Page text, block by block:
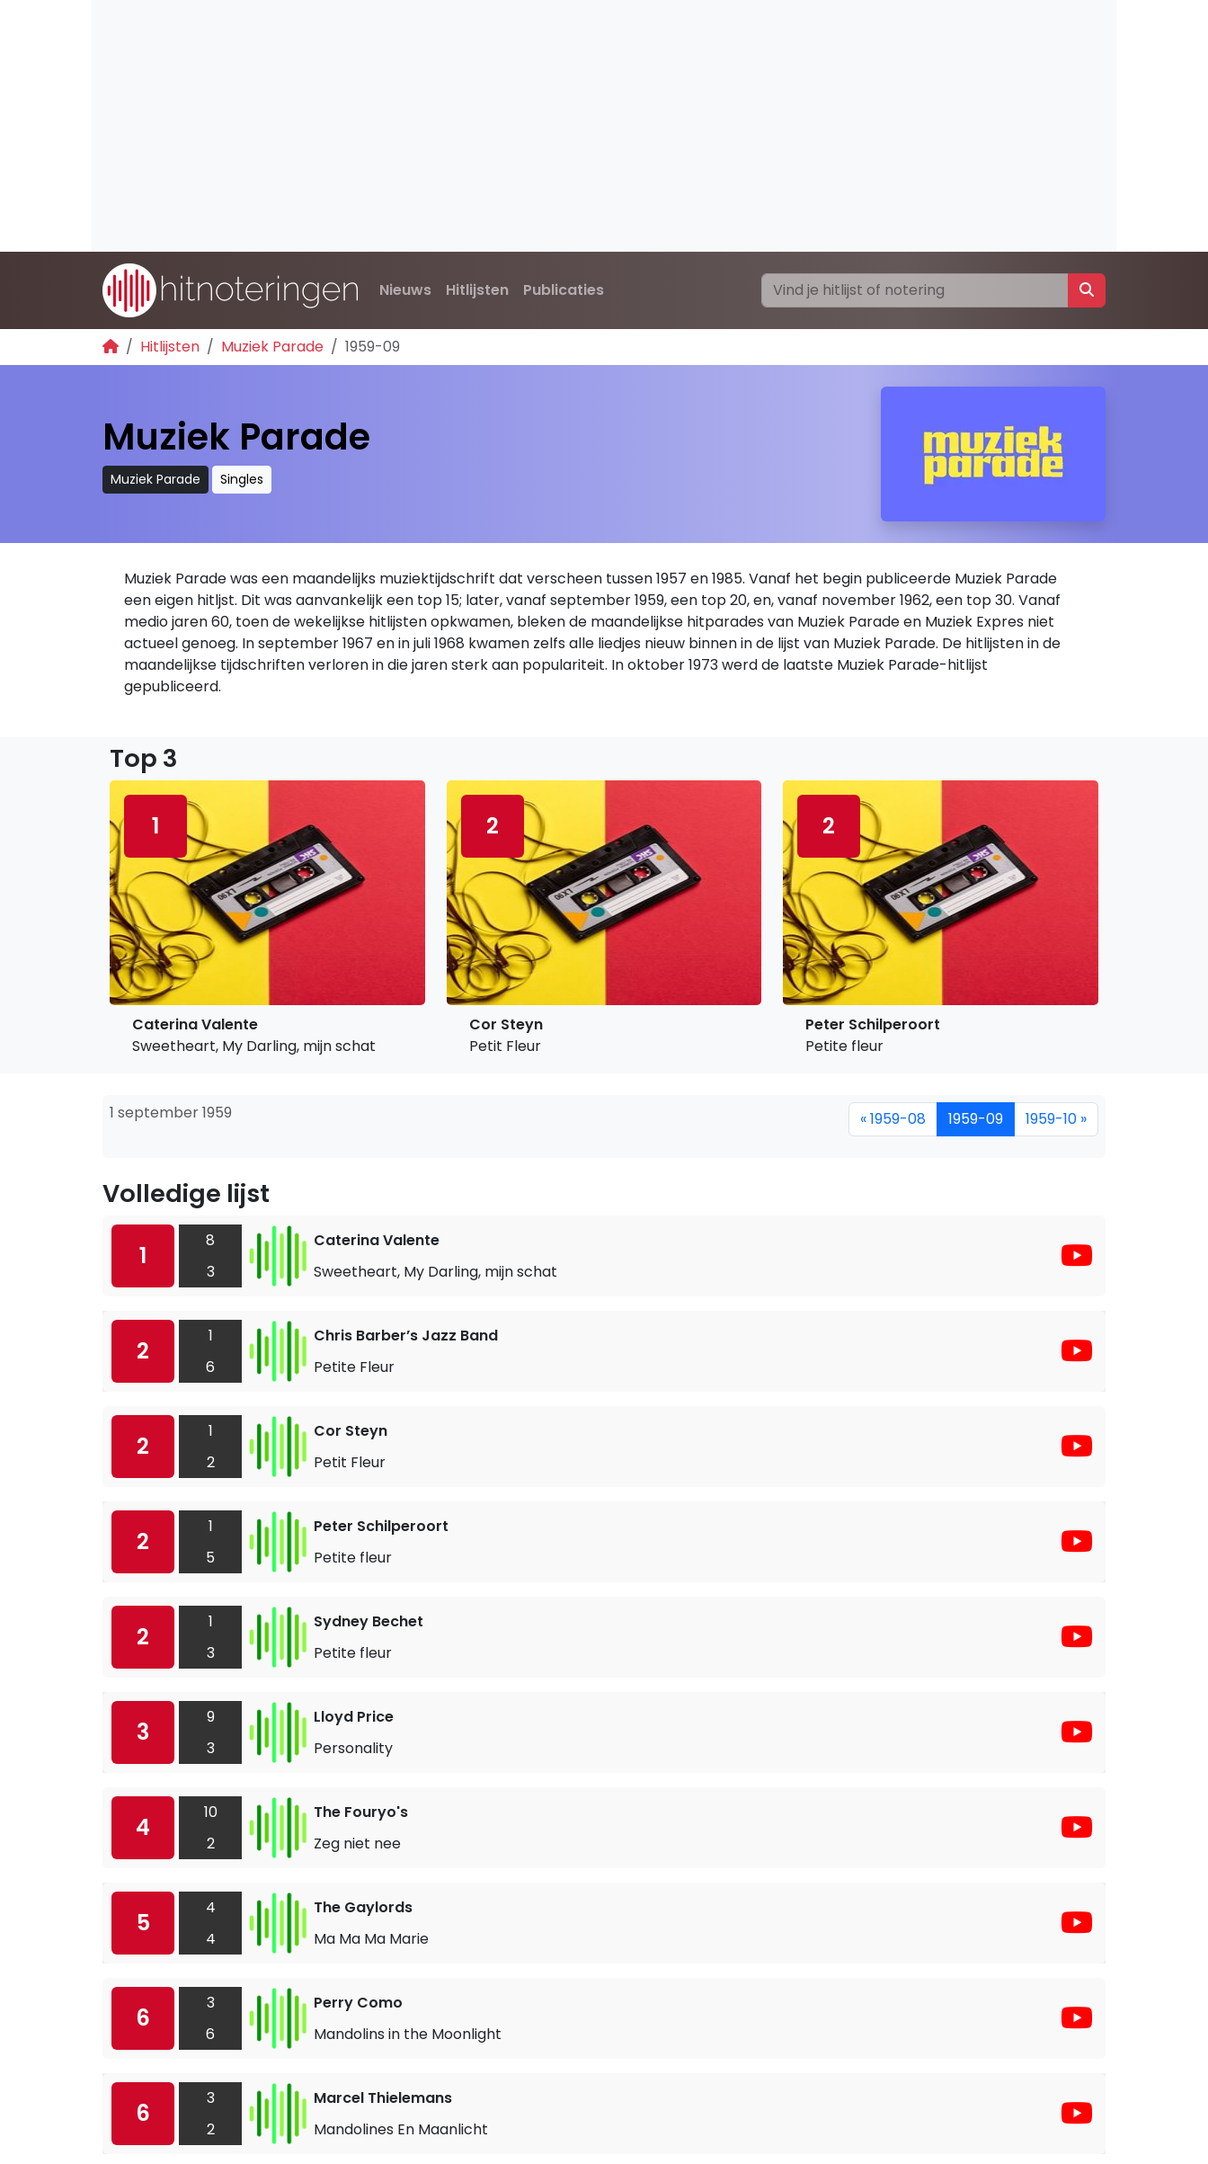
Nieuws Hitlijsten Publicaties
Hitlijsten Muziek Parade 1959-09
Muziek Parade
Muziek Parade Singles
Muziek Parade was een maandelijks muziektijdschrift dat verscheen tussen 1957 en 1985. Vanaf het begin publiceerde Muziek Parade
een eigen hitljst. Dit was aanvankelijk een top 15; later, vanaf september 1959, een top 20, en, vanaf november 1962, een top 30. Vanaf
medio jaren 60, toen de wekelijkse hitlijsten opkwamen, bleken de maandelijkse hitparades van Muziek Parade en Muziek Expres niet
actueel genoeg. In september 1967 en in juli 1968 kwamen zelfs alle liedjes nieuw binnen in de lijst van Muziek Parade. De hitlijsten in de
maandelijkse tijdschriften verloren in die jaren sterk aan populariteit. In oktober 1973 werd de laatste Muziek Parade-hitlijst
gepubliceerd.
Top 3
1
Caterina Valente
Sweetheart, My Darling, mijn schat
2
Cor Steyn
Petit Fleur
2
Peter Schilperoort
Petite fleur
1 september 1959 « 1959-08 1959-09 1959-10 »
Volledige lijst
1
8
3
Caterina Valente
Sweetheart, My Darling, mijn schat
2
1
6
Chris Barber’s Jazz Band
Petite Fleur
2
1
2
Cor Steyn
Petit Fleur
2
1
5
Peter Schilperoort
Petite fleur
2
1
3
Sydney Bechet
Petite fleur
3
9
3
Lloyd Price
Personality
4
10
2
The Fouryo's
Zeg niet nee
5
4
4
The Gaylords
Ma Ma Ma Marie
6
3
6
Perry Como
Mandolins in the Moonlight
6
3
2
Marcel Thielemans
Mandolines En Maanlicht